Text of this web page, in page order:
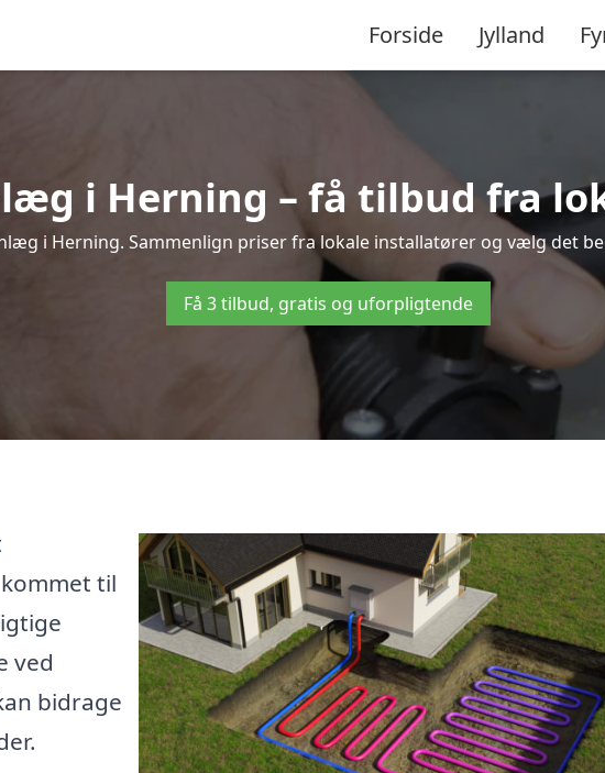
Forside Jylland
i Herning – få tilbud fra
i Herning. Sammenlign priser fra lokale installatører og vælg det
Få 3 tilbud, gratis og uforpligtende
til
ved
bidrage